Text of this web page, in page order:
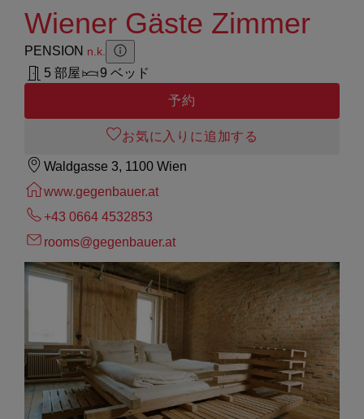
Wiener Gäste Zimmer
PENSION n.k.
Zusatzinformation anzeigen
Zusatzinformation ausblenden
5 部屋
9 ベッド
予約
お気に入りに追加する
Waldgasse 3, 1100 Wien
www.gegenbauer.at
+43 0664 4532853
rooms@gegenbauer.at